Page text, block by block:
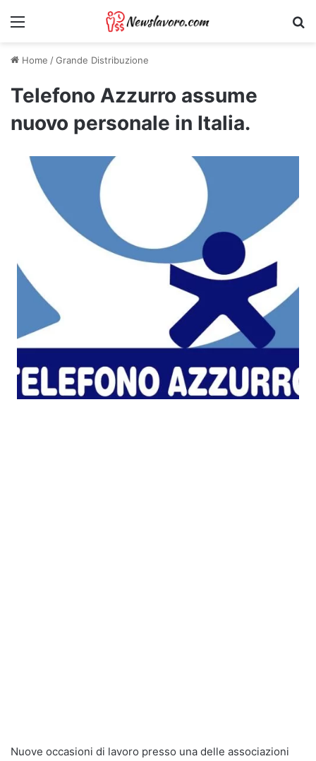
Menu
Home /Grande Distribuzione
Telefono Azzurro assume
nuovo personale in Italia.
Nuove occasioni di lavoro presso una delle associazioni